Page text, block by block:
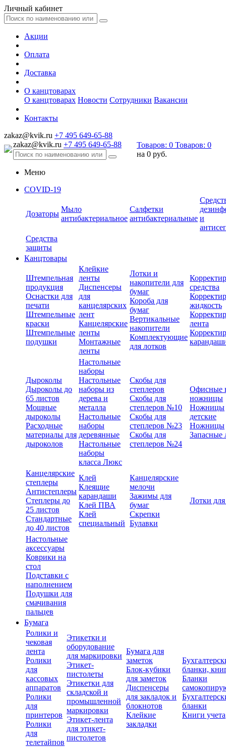
Личный кабинет
Акции
Оплата
Доставка
О канцтоварах
О канцтоварах Новости Сотрудники Вакансии
Контакты
zakaz@kvik.ru +7 495 649-65-88
zakaz@kvik.ru +7 495 649-65-88 Товаров: 0 Товаров: 0
на 0 руб.
Меню
COVID-19
Дозаторы
Мыло
антибактериальное
Салфетки
антибактериальные и
Средства
защиты
Канцтовары
Штемпельная
продукция
Оснастки для
печати
Штемпельные
краски
Штемпельные
подушки
Клейкие
ленты
Диспенсеры
для
канцелярских
лент
Канцелярские
ленты
Монтажные
ленты
Лотки и
накопители для
бумаг
Короба для
бумаг
Вертикальные
накопители
Комплектующие
для лотков
средства
жидкость
лента
Дыроколы
Дыроколы до
65 листов
Мощные
дыроколы
Расходные
материалы для
дыроколов
Настольные
наборы
Настольные
наборы из
дерева и
металла
Настольные
наборы
деревянные
Настольные
наборы
класса Люкс
Скобы для
степлеров
Скобы для
степлеров №10
Скобы для
степлеров №23
Скобы для
степлеров №24
Офисные
ножницы
Ножницы
детские
Ножницы
Запасные
Канцелярские
степлеры
Антистеплеры
Степлеры до
25 листов
Стандартные
до 40 листов
Клей
Клеящие
карандаши
Клей ПВА
Клей
специальный
Канцелярские
мелочи
Зажимы для
бумаг
Скрепки
Булавки
Лотки
Настольные
аксессуары
Коврики на
стол
Подставки с
наполнением
Подушки для
смачивания
пальцев
Бумага
Ролики и
чековая
лента
Ролики
для
кассовых
аппаратов
Ролики
для
принтеров
Ролики
для
телетайпов
Этикетки и
оборудование
для маркировки
Этикет-
пистолеты
Этикетки для
складской и
промышленной
маркировки
Этикет-лента
для этикет-
пистолетов
Бумага для
заметок
Блок-кубики
для заметок
Диспенсеры
для закладок и
блокнотов
Клейкие
закладки
бланки,
Бланки
бланки
Книги учета